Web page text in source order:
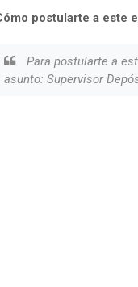
postularte a este
Para postularte a
asunto: Supervisor